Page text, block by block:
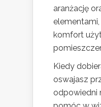
aranżację
komfort
Kiedy
oswajasz
odpowiedni